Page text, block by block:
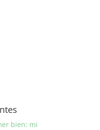
bien: mi